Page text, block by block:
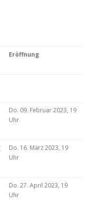
Eröffnung
Do. 09. Februar 2023, 19
Uhr
Do. 16. März 2023, 19
Uhr
Do. 27. April 2023, 19
Uhr